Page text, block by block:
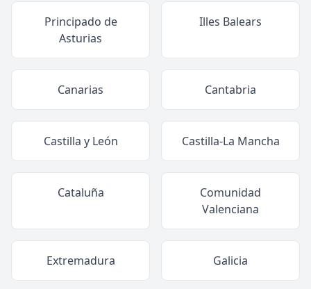
Principado de
Asturias
Illes Balears
Canarias Cantabria
Castilla y León Castilla-La Mancha
Cataluña
Comunidad
Valenciana
Extremadura Galicia